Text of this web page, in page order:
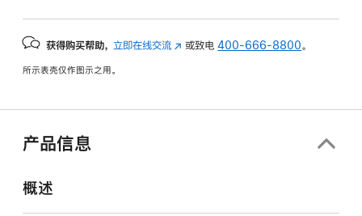
获得购买帮助， 立即在线交流 (在
中
或致电400-666-8800 。
所示表壳仅作图示之用。
产品信息
概述